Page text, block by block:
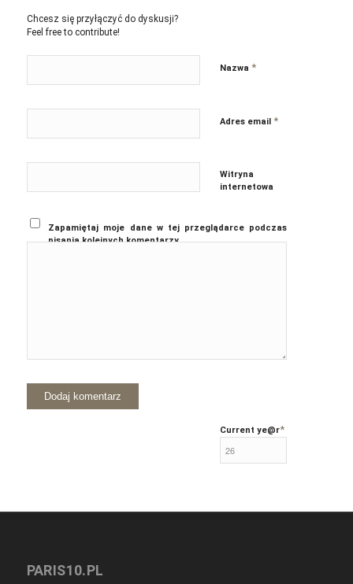
Chcesz się przyłączyć do dyskusji?
Feel free to contribute!
Nazwa *
Adres email *
Witryna
internetowa
Zapamiętaj moje dane w tej przeglądarce podczas
pisania kolejnych komentarzy.
Current ye@r*
PARIS10.PL